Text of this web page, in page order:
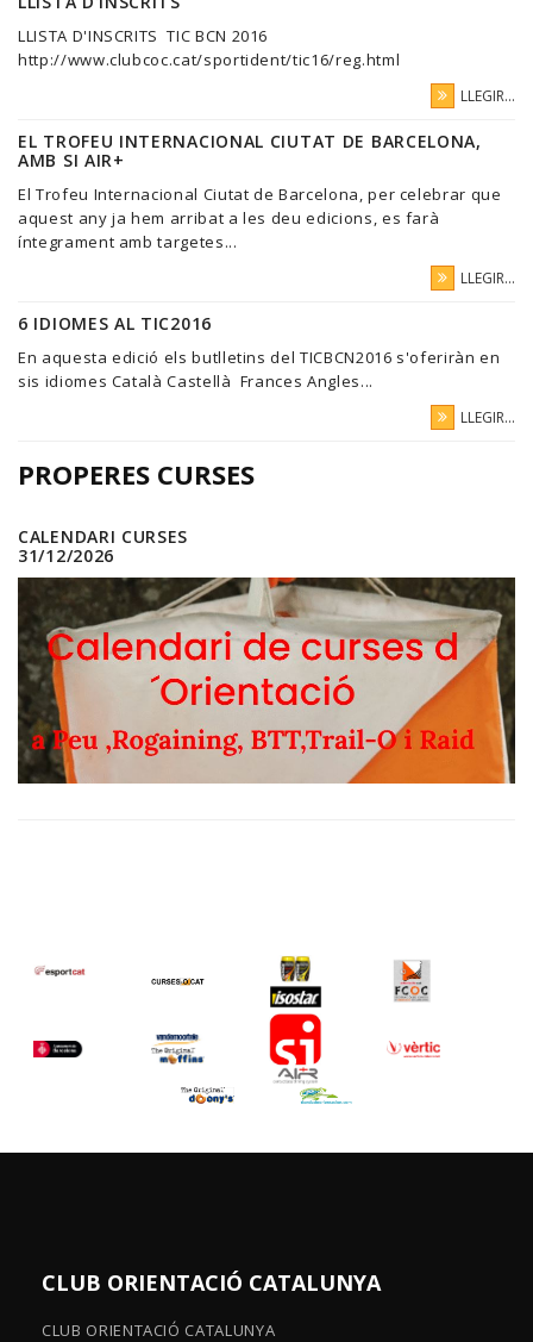
LLISTA D'INSCRITS TIC BCN 2016
http://www.clubcoc.cat/sportident/tic16/reg.html
LLEGIR...
EL TROFEU INTERNACIONAL CIUTAT DE BARCELONA,
AMB SI AIR+
El Trofeu Internacional Ciutat de Barcelona, per celebrar que
aquest any ja hem arribat a les deu edicions, es farà
íntegrament amb targetes...
LLEGIR...
6 IDIOMES AL TIC2016
En aquesta edició els butlletins del TICBCN2016 s'oferiràn en
sis idiomes Català Castellà Frances Angles...
LLEGIR...
PROPERES CURSES
CALENDARI CURSES
31/12/2026
CLUB ORIENTACIÓ CATALUNYA
CLUB ORIENTACIÓ CATALUNYA